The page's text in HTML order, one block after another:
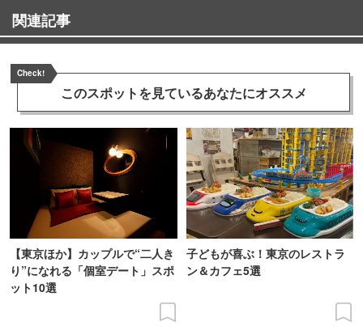
関連記事
Check!
このスポットを見ているあなたにオススメ
【東京ほか】カップルで“二人き
り”になれる「個室デート」スポ
ット10選
子どもが喜ぶ！東京のレストラ
ン＆カフェ5選